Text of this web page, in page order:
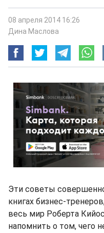
08 апреля 2014 16:26
Дина Маслова
Эти советы
книгах бизнес-
весь мир Роберта
напомнить о том, чего